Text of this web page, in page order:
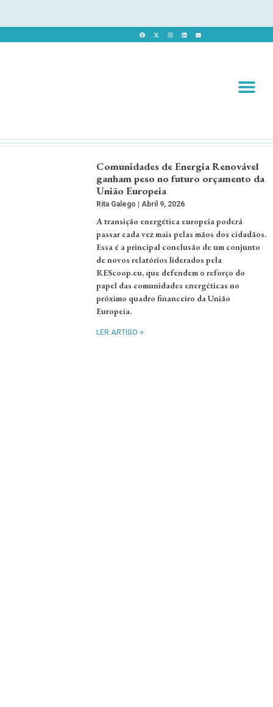
Comunidades de Energia Renovável
ganham peso no futuro orçamento da
União Europeia
Rita Galego Abril 9, 2026
A transição energética europeia poderá
passar cada vez mais pelas mãos dos cidadãos.
Essa é a principal conclusão de um conjunto
de novos relatórios liderados pela
REScoop.eu, que defendem o reforço do
papel das comunidades energéticas no
próximo quadro financeiro da União
Europeia.
LER ARTIGO >